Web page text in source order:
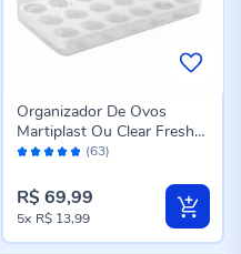
Avaliação: (63)
Organizador De Ovos
Martiplast Ou Clear Fresh
36 Unidades - Transparente
R$ 69,99
5x R$ 13,99